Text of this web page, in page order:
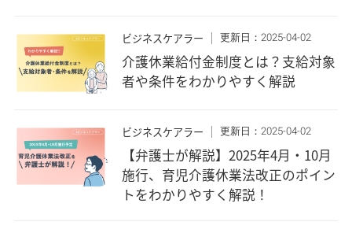
ビジネスケアラー 更新日：2025-04-02
介護休業給付金制度とは？支給対象
者や条件をわかりやすく解説
ビジネスケアラー 更新日：2025-04-02
【弁護士が解説】2025年4月・10月
施行、育児介護休業法改正のポイン
トをわかりやすく解説！